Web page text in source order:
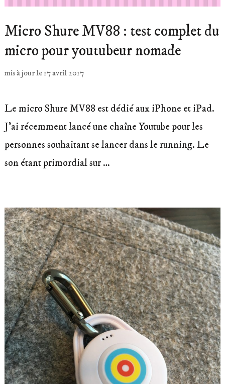
Micro Shure MV88 : test complet du
micro pour youtubeur nomade
mis à jour le17 avril 2017
Le micro Shure MV88 est dédié aux iPhone et iPad.
J’ai récemment lancé une chaîne Youtube pour les
personnes souhaitant se lancer dans le running. Le
son étant primordial sur …